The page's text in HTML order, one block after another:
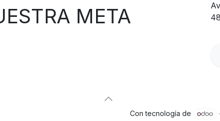
META
Con tecnología de